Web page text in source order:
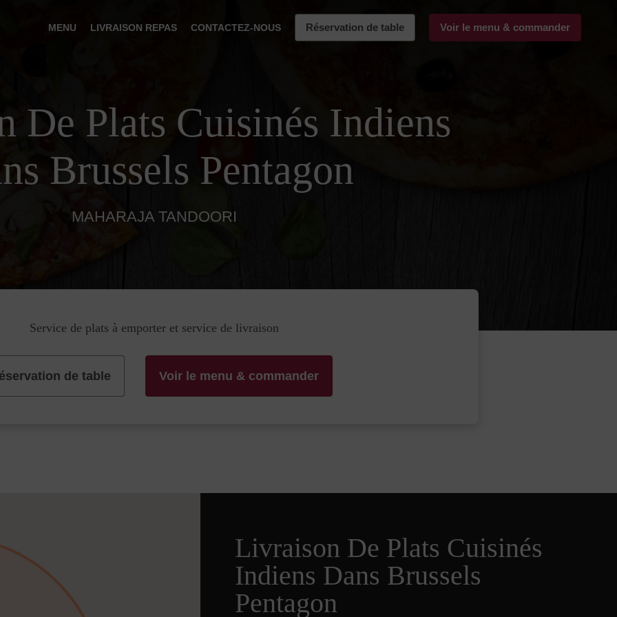
MENU LIVRAISON REPAS CONTACTEZ-NOUS Réservation de table Voir le menu & commander
De Plats Cuisinés Indiens
Brussels Pentagon
MAHARAJA TANDOORI
Service de plats à emporter et service de livraison
de table Voir le menu & commander
Livraison De Plats Cuisinés
Indiens Dans Brussels
Pentagon